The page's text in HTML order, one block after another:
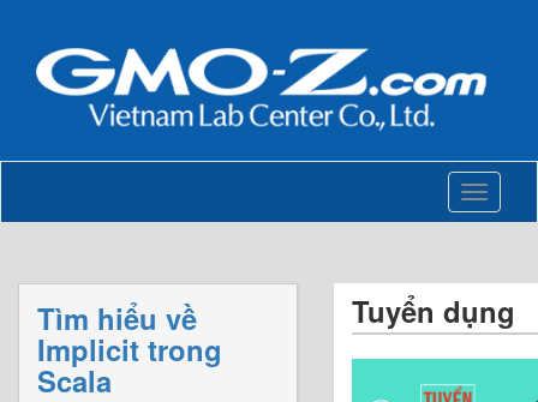
Toggle
Tìm hiểu về
Implicit trong
Scala
Tuyển dụng